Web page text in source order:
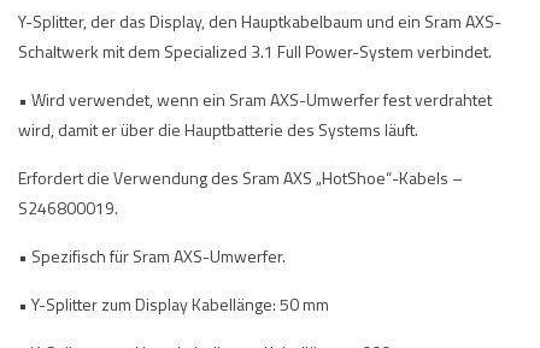
Y-Splitter, der das Display, den Hauptkabelbaum und ein Sram AXS-
Schaltwerk mit dem Specialized 3.1 Full Power-System verbindet.
• Wird verwendet, wenn ein Sram AXS-Umwerfer fest verdrahtet
wird, damit er über die Hauptbatterie des Systems läuft.
Erfordert die Verwendung des Sram AXS „HotShoe“-Kabels –
S246800019.
• Spezifisch für Sram AXS-Umwerfer.
• Y-Splitter zum Display Kabellänge: 50 mm